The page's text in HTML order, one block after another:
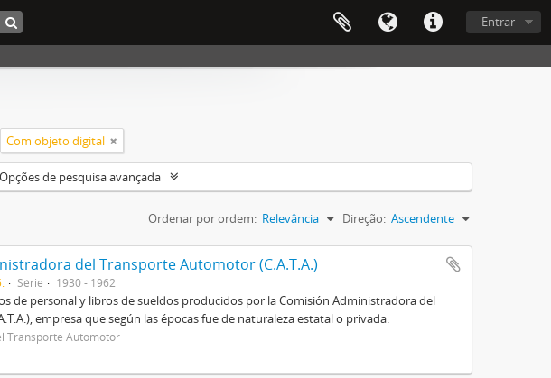
Entrar
Com objeto digital
Opções de pesquisa avançada
Ordenar por ordem: Relevância Direção: Ascendente
del Transporte Automotor (C.A.T.A.)
Série 1930 - 1962
de personal y libros de sueldos producidos por la Comisión Administradora del
empresa que según las épocas fue de naturaleza estatal o privada.
Transporte Automotor